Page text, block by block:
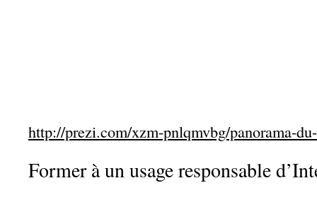
http://prezi.com/xzm-pnlqmvbg/panorama-
Former à un usage responsable